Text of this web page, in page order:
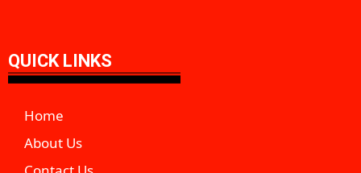
QUICK LINKS
Home
About Us